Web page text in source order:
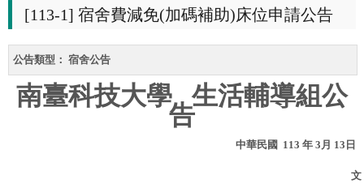
[113-1] 宿舍費減免(加碼補助)床位申請公告
公告類型： 宿舍公告
南臺科技大學 生活輔導組公
告
中華民國 113 年 3 月 13 日
文